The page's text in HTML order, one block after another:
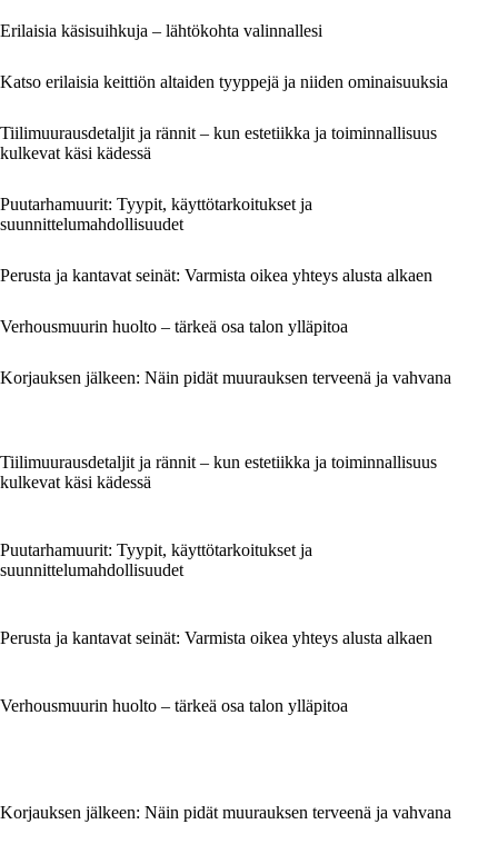
Erilaisia käsisuihkuja – lähtökohta valinnallesi
Katso erilaisia keittiön altaiden tyyppejä ja niiden ominaisuuksia
Tiilimuurausdetaljit ja rännit – kun estetiikka ja toiminnallisuus
kulkevat käsi kädessä
Puutarhamuurit: Tyypit, käyttötarkoitukset ja
suunnittelumahdollisuudet
Perusta ja kantavat seinät: Varmista oikea yhteys alusta alkaen
Verhousmuurin huolto – tärkeä osa talon ylläpitoa
Korjauksen jälkeen: Näin pidät muurauksen terveenä ja vahvana
Tiilimuurausdetaljit ja rännit – kun estetiikka ja toiminnallisuus
kulkevat käsi kädessä
Puutarhamuurit: Tyypit, käyttötarkoitukset ja
suunnittelumahdollisuudet
Perusta ja kantavat seinät: Varmista oikea yhteys alusta alkaen
Verhousmuurin huolto – tärkeä osa talon ylläpitoa
Korjauksen jälkeen: Näin pidät muurauksen terveenä ja vahvana